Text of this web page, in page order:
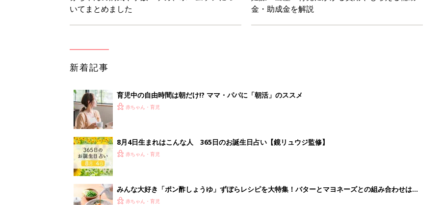
いてまとめました
金・助成金を解説
新着記事
育児中の自由時間は朝だけ!? ママ・パパに「朝活」のススメ
赤ちゃん・育児
8月4日生まれはこんな人 365日のお誕生日占い【鏡リュウジ監修】
赤ちゃん・育児
みんな大好き「ポン酢しょうゆ」ずぼらレシピを大特集！バターとマヨネーズとの組み合わせは栄
養学的にも最高⁉
赤ちゃん・育児